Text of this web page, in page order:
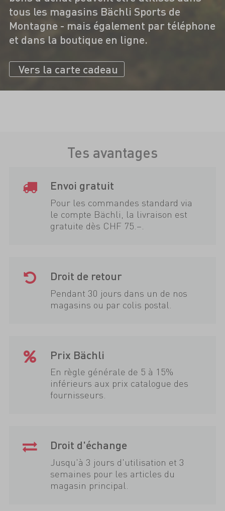
tous les magasins Bächli Sports de
Montagne - mais également par téléphone
et dans la boutique en ligne.
Vers la carte cadeau
Tes avantages
Envoi gratuit
Pour les commandes standard via
le compte Bächli, la livraison est
gratuite dès CHF 75.–.
Droit de retour
Pendant 30 jours dans un de nos
magasins ou par colis postal.
Prix Bächli
En règle générale de 5 à 15%
inférieurs aux prix catalogue des
fournisseurs.
Droit d'échange
Jusqu'à 3 jours d'utilisation et 3
semaines pour les articles du
magasin principal.